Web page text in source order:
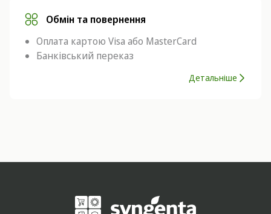
Обмін та повернення
Оплата картою Visa або MasterCard
Банківський переказ
Детальніше